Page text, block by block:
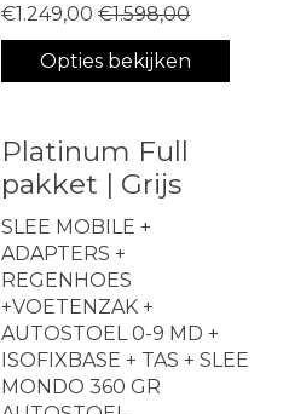
€1.249,00 €1.598,00
Opties bekijken
Platinum Full
pakket | Grijs
SLEE MOBILE +
ADAPTERS +
REGENHOES
+VOETENZAK +
AUTOSTOEL 0-9 MD +
ISOFIXBASE + TAS + SLEE
MONDO 360 GR